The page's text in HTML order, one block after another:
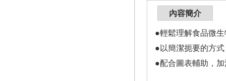
內容簡介
●輕鬆理解食品微
●以簡潔扼要的方
●配合圖表輔助，